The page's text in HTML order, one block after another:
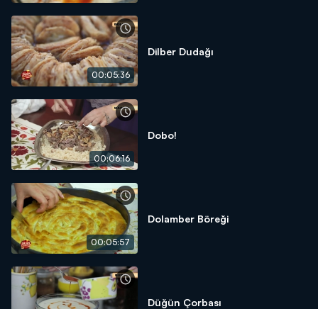
00:05:36
Dilber Dudağı
00:06:16
Dobo!
00:05:57
Dolamber Böreği
Düğün Çorbası